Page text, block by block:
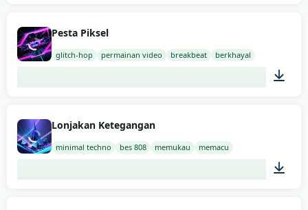
Pesta Piksel
glitch-hop permainan video breakbeat berkhayal
Lonjakan Ketegangan
minimal techno bes 808 memukau memacu